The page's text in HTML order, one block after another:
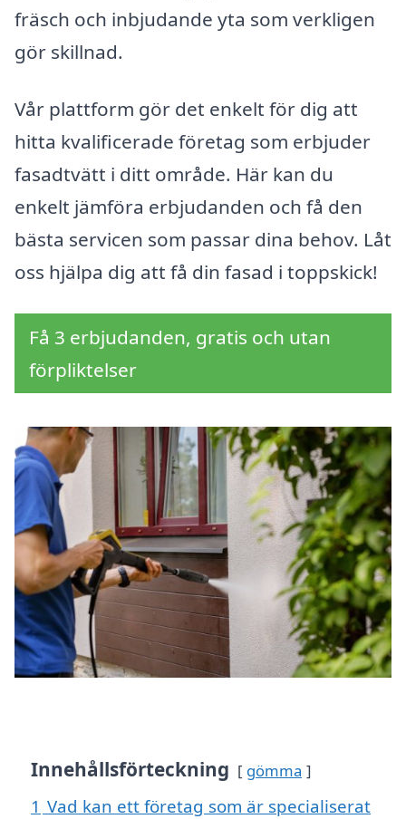
fräsch och inbjudande yta som verkligen
gör skillnad.
Vår plattform gör det enkelt för dig att
hitta kvalificerade företag som erbjuder
fasadtvätt i ditt område. Här kan du
enkelt jämföra erbjudanden och få den
bästa servicen som passar dina behov. Låt
oss hjälpa dig att få din fasad i toppskick!
Få 3 erbjudanden, gratis och utan
förpliktelser
Innehållsförteckning gömma
1 Vad kan ett företag som är specialiserat